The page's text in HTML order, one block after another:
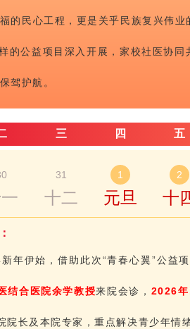
的民心工程，更是关乎民族复兴伟业
的公益项目深入开展，家校社医协
驾护航。
三 四 五
31
十二
1
元旦
2
十
年伊始，借助此次“青春心翼”公益
结合医院余学教授来院会诊， 2026年
院长及本院专家，重点解决青少年情